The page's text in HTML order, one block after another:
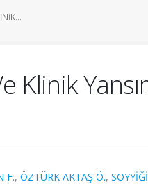
Klinik
F., ÖZTÜRK AKTAŞ Ö.,